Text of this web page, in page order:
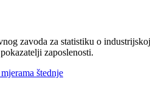
zavoda za statistiku o
zaposlenosti.
štednje